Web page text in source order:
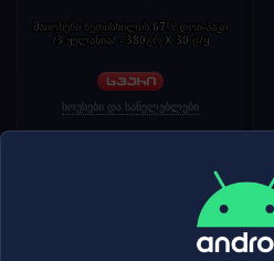
მაიონეზი ზეთისხილის 67% დოი-პაკი
/3 ჟელანია/ - 380გრ X 30 ც/ყ
სოუსები და სანელებლები
+ -